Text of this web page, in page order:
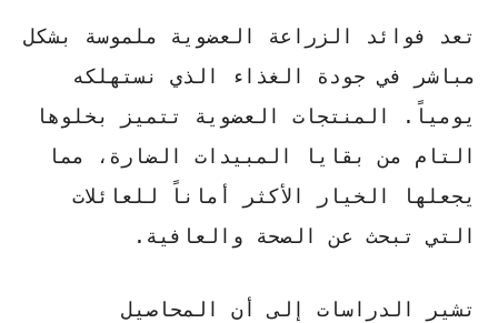
تعد فوائد الزراعة العضوية ملموسة بشكل
مباشر في جودة الغذاء الذي نستهلكه
يومياً. المنتجات العضوية تتميز بخلوها
التام من بقايا المبيدات الضارة، مما
يجعلها الخيار الأكثر أماناً للعائلات
التي تبحث عن الصحة والعافية.
تشير الدراسات إلى أن المحاصيل